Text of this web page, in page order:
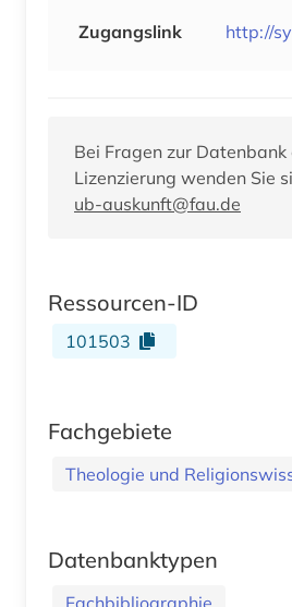
Zugangslink
http://
Bei Fragen zur Datenbank
Lizenzierung wenden Sie
ub-auskunft@fau.de
Ressourcen-ID
101503
Fachgebiete
Theologie und
Datenbanktypen
Fachbibliographie